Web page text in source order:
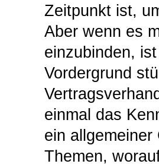
Zeitpunkt ist,
Aber wenn es
einzubinden,
Vordergrund
einmal das
ein
Themen,